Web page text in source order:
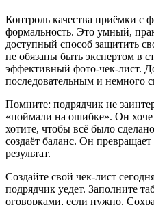
Контроль качества приёмки с
формальность. Это умный,
доступный способ защитить
не обязаны быть экспертом в
эффективный фото-чек-лист.
последовательным и немного
Помните: подрядчик не
«поймали на ошибке». Он
хотите, чтобы всё было
создаёт баланс. Он
результат.
Создайте свой чек-лист
подрядчик уедет. Заполните
оговорками, если нужно.